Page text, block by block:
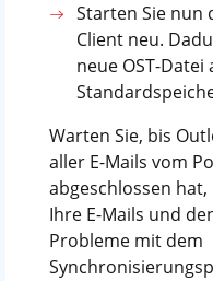
Starten Sie nun
Client neu.
neue OST-Datei
Warten Sie, bis
aller E-Mails vom
abgeschlossen
Ihre E-Mails und
Probleme mit dem